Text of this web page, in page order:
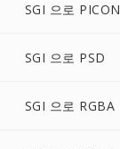
SGI 으로 PICON
SGI 으로 PSD
SGI 으로 RGBA